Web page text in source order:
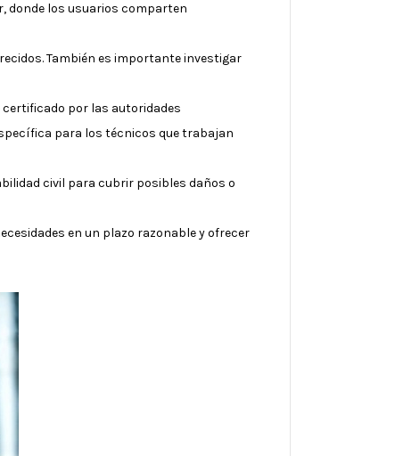
donde los usuarios comparten
También es importante investigar
por las autoridades
para los técnicos que trabajan
civil para cubrir posibles daños o
en un plazo razonable y ofrecer